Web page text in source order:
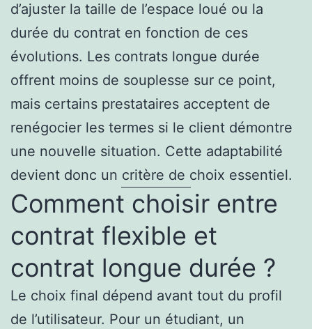
d’ajuster la taille de l’espace loué ou la
durée du contrat en fonction de ces
évolutions. Les contrats longue durée
offrent moins de souplesse sur ce point,
mais certains prestataires acceptent de
renégocier les termes si le client démontre
une nouvelle situation. Cette adaptabilité
devient donc un critère de choix essentiel.
Comment choisir entre
contrat flexible et
contrat longue durée ?
Le choix final dépend avant tout du profil
de l’utilisateur. Pour un étudiant, un